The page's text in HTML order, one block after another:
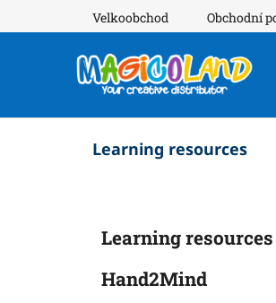
na
Velkoobchod Obchodní
Learning resources
kategorie
Learning resources
Hand2Mind